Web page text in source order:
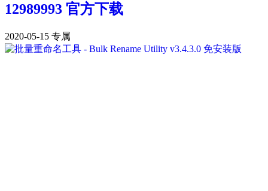
12989993 官方下载
2020-05-15 专属